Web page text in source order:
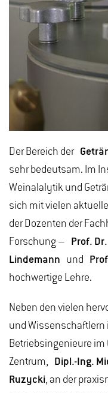
Der Bereich der
sehr bedeutsam. Im
Weinalalytik und
sich mit vielen
der Dozenten der
Forschung – Prof.
Lindemann und
hochwertige Lehre.
Neben den vielen
und Wissenschaftlern
Betriebsingenieure
Zentrum, Dipl.-Ing.
Ruzycki, an der